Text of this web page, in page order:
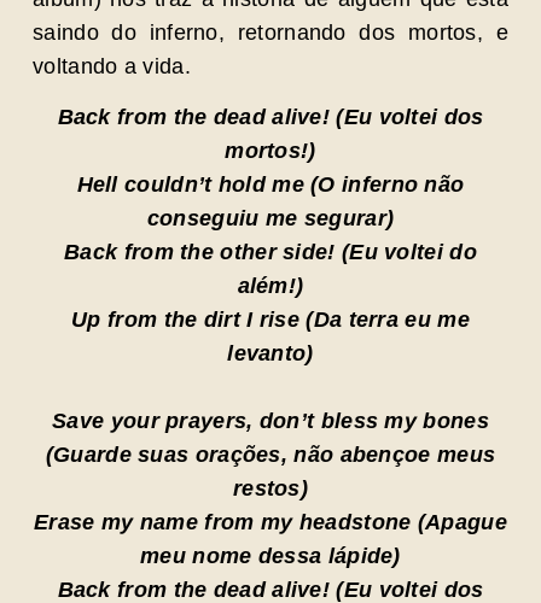
saindo do inferno, retornando dos mortos, e
voltando a vida.
Back from the dead alive! (Eu voltei dos
mortos!)
Hell couldn’t hold me (O inferno não
conseguiu me segurar)
Back from the other side! (Eu voltei do
além!)
Up from the dirt I rise (Da terra eu me
levanto)
Save your prayers, don’t bless my bones
(Guarde suas orações, não abençoe meus
restos)
Erase my name from my headstone (Apague
meu nome dessa lápide)
Back from the dead alive! (Eu voltei dos